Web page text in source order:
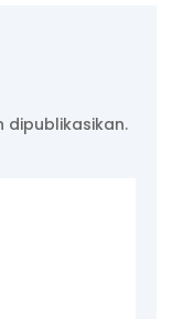
dipublikasikan.